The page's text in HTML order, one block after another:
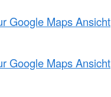
Google Maps Ansicht
Google Maps Ansicht